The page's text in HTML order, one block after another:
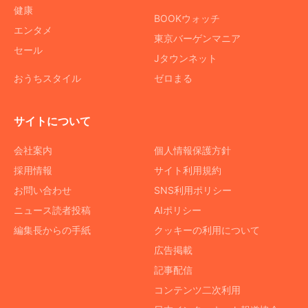
健康
エンタメ
セール
おうちスタイル
BOOKウォッチ
東京バーゲンマニア
Jタウンネット
ゼロまる
サイトについて
会社案内
採用情報
お問い合わせ
ニュース読者投稿
編集長からの手紙
個人情報保護方針
サイト利用規約
SNS利用ポリシー
AIポリシー
クッキーの利用について
広告掲載
記事配信
コンテンツ二次利用